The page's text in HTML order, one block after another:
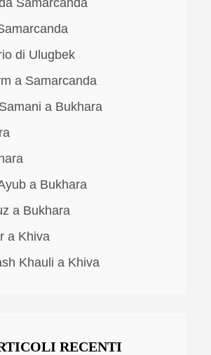
di Ulugbek
a Samarcanda
a Bukhara
a Bukhara
a Bukhara
a Khiva
Khauli a Khiva
RECENTI